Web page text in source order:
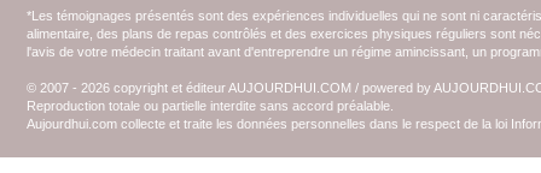
*Les témoignages présentés sont des expériences individuelles qui ne sont ni
alimentaire, des plans de repas contrôlés et des exercices physiques réguliers sont
l'avis de votre médecin traitant avant d'entreprendre un régime amincissant, un
© 2007 - 2026 copyright et éditeur AUJOURDHUI.COM / powered by
Reproduction totale ou partielle interdite sans accord préalable.
Aujourdhui.com collecte et traite les données personnelles dans le respect de la loi